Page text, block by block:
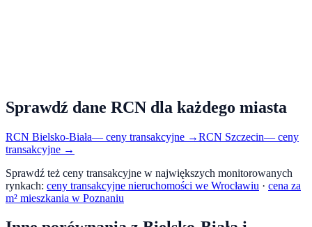
Sprawdź dane RCN dla każdego miasta
RCN Bielsko-Biała— ceny transakcyjne →RCN Szczecin— ceny
transakcyjne →
Sprawdź też ceny transakcyjne w największych monitorowanych
rynkach: ceny transakcyjne nieruchomości we Wrocławiu · cena za
m² mieszkania w Poznaniu